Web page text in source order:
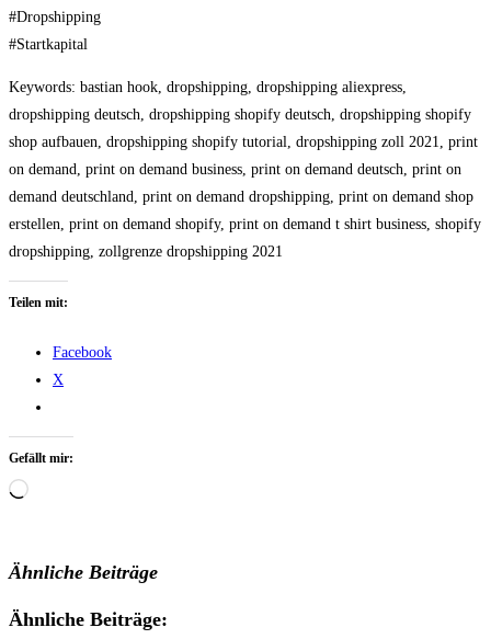
#Dropshipping
#Startkapital
Keywords: bastian hook, dropshipping, dropshipping aliexpress,
dropshipping deutsch, dropshipping shopify deutsch, dropshipping shopify
shop aufbauen, dropshipping shopify tutorial, dropshipping zoll 2021, print
on demand, print on demand business, print on demand deutsch, print on
demand deutschland, print on demand dropshipping, print on demand shop
erstellen, print on demand shopify, print on demand t shirt business, shopify
dropshipping, zollgrenze dropshipping 2021
Teilen mit:
Facebook
X
Gefällt mir:
Wird
Ähnliche Beiträge
Ähnliche Beiträge: